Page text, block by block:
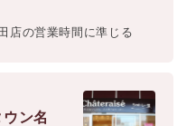
店の営業時間に準じる
ン名